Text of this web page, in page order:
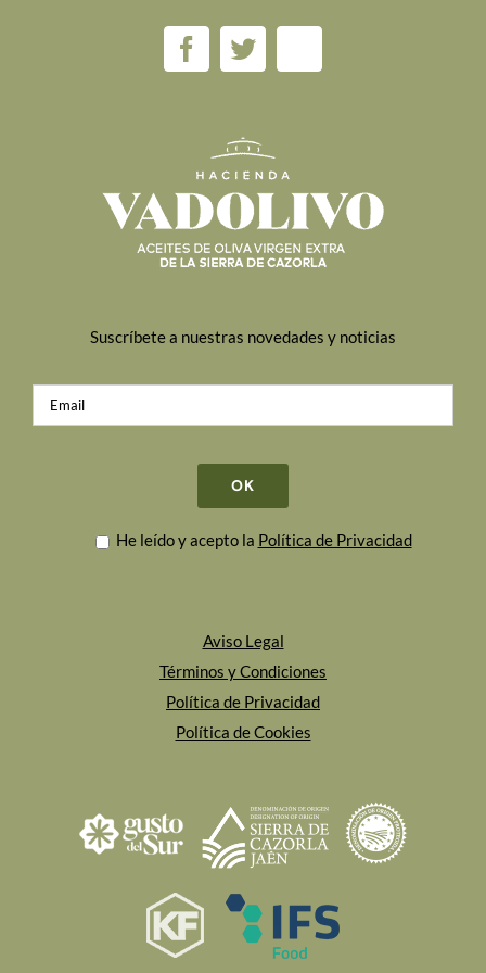
Suscríbete a nuestras novedades y noticias
He leído y acepto la Política de Privacidad
Aviso Legal
Términos y Condiciones
Política de Privacidad
Política de Cookies